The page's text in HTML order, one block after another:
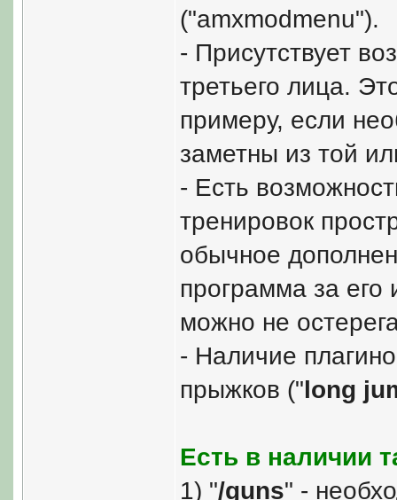
("amxmodmenu").
- Присутствует
третьего лица.
примеру, если
заметны из той
- Есть
тренировок
обычное
программа за его
можно не
- Наличие
прыжков ("long
Есть в наличии
1) "/guns" -